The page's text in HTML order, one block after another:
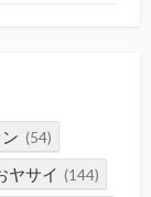
(54)
ヤサイ (144)